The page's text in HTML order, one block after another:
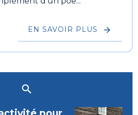
EN SAVOIR PLUS